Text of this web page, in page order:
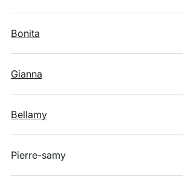
Bonita
Gianna
Bellamy
Pierre-samy